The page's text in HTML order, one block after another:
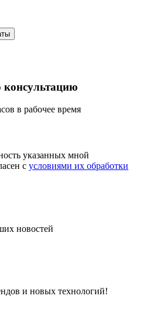
консультацию
в рабочее время
указанных мной
с условиями их обработки
новостей
и новых технологий!